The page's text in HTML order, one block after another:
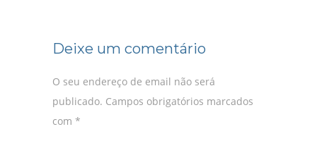
Deixe um comentário
O seu endereço de email não será
publicado. Campos obrigatórios marcados
com *